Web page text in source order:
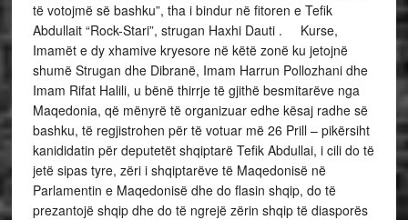
të votojmë së bashku”, tha i bindur në fitoren e Tefik
Abdullait “Rock-Stari”, strugan Haxhi Dauti . Kurse,
Imamët e dy xhamive kryesore në këtë zonë ku jetojnë
shumë Strugan dhe Dibranë, Imam Harrun Pollozhani dhe
Imam Rifat Halili, u bënë thirrje të gjithë besmitarëve nga
Maqedonia, që mënyrë të organizuar edhe kësaj radhe së
bashku, të regjistrohen për të votuar më 26 Prill – pikërsiht
kanididatin për deputetët shqiptarë Tefik Abdullai, i cili do të
jetë sipas tyre, zëri i shqiptarëve të Maqedonisë në
Parlamentin e Maqedonisë dhe do flasin shqip, do të
prezantojë shqip dhe do të ngrejë zërin shqip të diasporës